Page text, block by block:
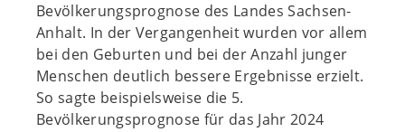
Bevölkerungsprognose des Landes Sachsen-
Anhalt. In der Vergangenheit wurden vor allem
bei den Geburten und bei der Anzahl junger
Menschen deutlich bessere Ergebnisse erzielt.
So sagte beispielsweise die 5.
Bevölkerungsprognose für das Jahr 2024